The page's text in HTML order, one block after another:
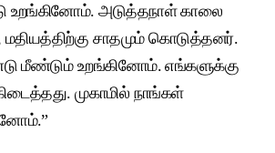
உறங்கினோம். அடுத்தநாள் காலை
மதியத்திற்கு சாதமும் கொடுத்தனர்.
மீண்டும் உறங்கினோம். எங்களுக்கு
முகாமில் நாங்கள்